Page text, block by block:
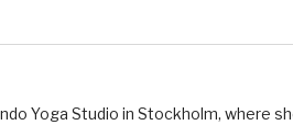
Yoga Studio in Stockholm, where